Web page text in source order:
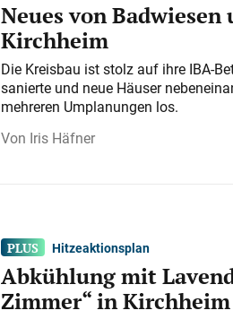
Neues von
Kirchheim
Die Kreisbau ist stolz auf ihre IBA-
sanierte und neue Häuser
mehreren Umplanungen los.
Iris Häfner
Hitzeaktionsplan
Abkühlung mit
Zimmer“ in Kirchheim